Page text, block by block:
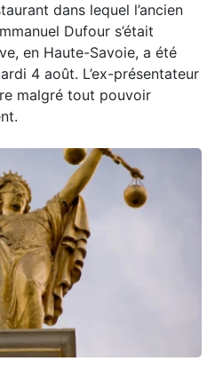
dans lequel l’ancien
Dufour s’était
en Haute-Savoie, a été
4 août. L’ex-présentateur
malgré tout pouvoir